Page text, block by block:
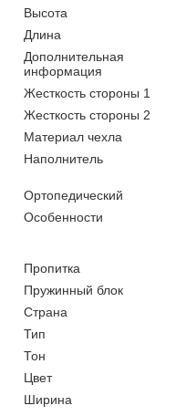
Высота
Длина
Дополнительная
информация
Жесткость стороны 1
Жесткость стороны 2
Материал чехла
Наполнитель
Ортопедический
Особенности
Пропитка
Пружинный блок
Страна
Тип
Тон
Цвет
Ширина